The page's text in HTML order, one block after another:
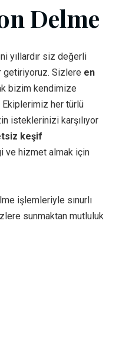
Delme
yıllardır siz değerli
getiriyoruz. Sizlere en
bizim kendimize
Ekiplerimiz her türlü
isteklerinizi karşılıyor
keşif
ve hizmet almak için
işlemleriyle sınurlı
sunmaktan mutluluk